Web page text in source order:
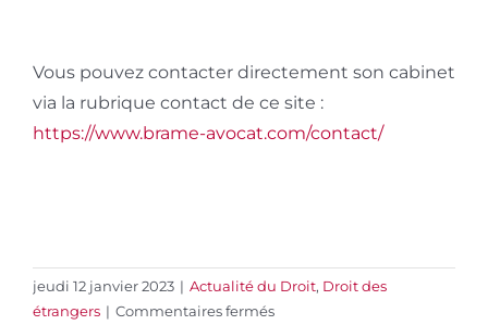
Vous pouvez contacter directement son cabinet
via la rubrique contact de ce site :
https://www.brame-avocat.com/contact/
jeudi 12 janvier 2023 | Actualité du Droit, Droit des
étrangers | Commentaires ferméssur